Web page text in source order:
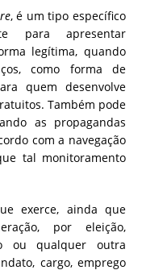
, é um tipo específico
para apresentar
legítima, quando
como forma de
quem desenvolve
Também pode
as propagandas
com a navegação
tal monitoramento
exerce, ainda que
por eleição,
ou qualquer outra
cargo, emprego